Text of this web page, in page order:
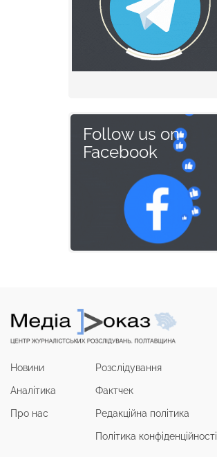
Follow us on
Facebook
Новини
Аналітика
Про нас
Розслідування
Фактчек
Редакційна політика
Політика конфіденційності